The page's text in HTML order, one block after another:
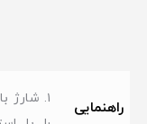
راهنمایی
۱. شارژ